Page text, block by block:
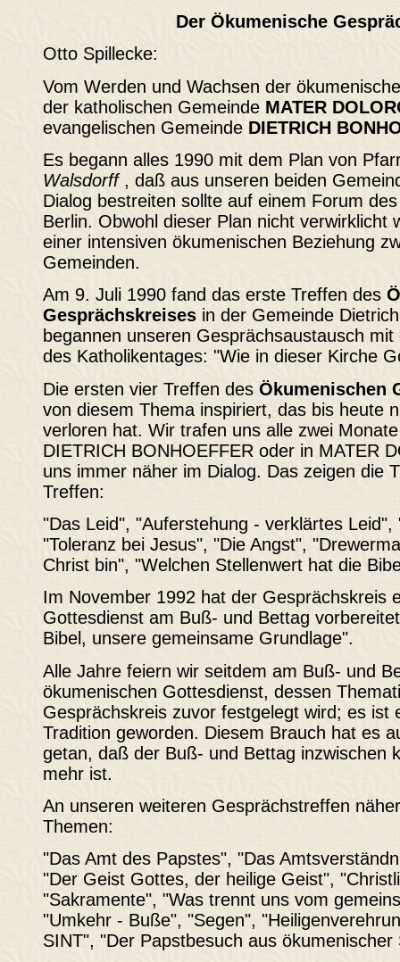
Der Ökumenische
Otto Spillecke:
Vom Werden und Wachsen der
der katholischen Gemeinde MATER
evangelischen Gemeinde DIETRICH
Es begann alles 1990 mit dem Plan von
Walsdorff, daß aus unseren beiden
Dialog bestreiten sollte auf einem Forum
Berlin. Obwohl dieser Plan nicht verwirklicht
einer intensiven ökumenischen Beziehung
Gemeinden.
Am 9. Juli 1990 fand das erste Treffen des
Gesprächskreises in der Gemeinde
begannen unseren Gesprächsaustausch
des Katholikentages: "Wie in dieser Kirche
Die ersten vier Treffen des Ökumenischen
von diesem Thema inspiriert, das bis heute
verloren hat. Wir trafen uns alle zwei
DIETRICH BONHOEFFER oder in MATER
uns immer näher im Dialog. Das zeigen die
Treffen:
"Das Leid", "Auferstehung - verklärtes Leid",
"Toleranz bei Jesus", "Die Angst",
Christ bin", "Welchen Stellenwert hat die
Im November 1992 hat der Gesprächskreis
Gottesdienst am Buß- und Bettag
Bibel, unsere gemeinsame Grundlage".
Alle Jahre feiern wir seitdem am Buß- und
ökumenischen Gottesdienst, dessen
Gesprächskreis zuvor festgelegt wird; es ist
Tradition geworden. Diesem Brauch hat es
getan, daß der Buß- und Bettag inzwischen
mehr ist.
An unseren weiteren Gesprächstreffen
Themen:
"Das Amt des Papstes", "Das
"Der Geist Gottes, der heilige Geist",
"Sakramente", "Was trennt uns vom
"Umkehr - Buße", "Segen",
SINT", "Der Papstbesuch aus ökumenischer